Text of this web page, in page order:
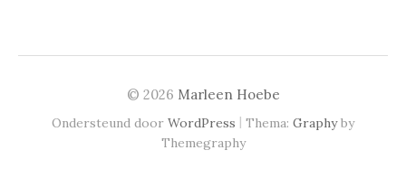
© 2026 Marleen Hoebe
Ondersteund door WordPress | Thema: Graphyby
Themegraphy